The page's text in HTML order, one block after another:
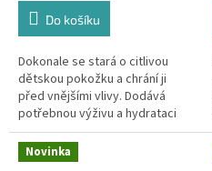
Do košíku
Dokonale se stará o citlivou
dětskou pokožku a chrání ji
před vnějšími vlivy. Dodává
potřebnou výživu a hydrataci
těla i obličeje
Novinka